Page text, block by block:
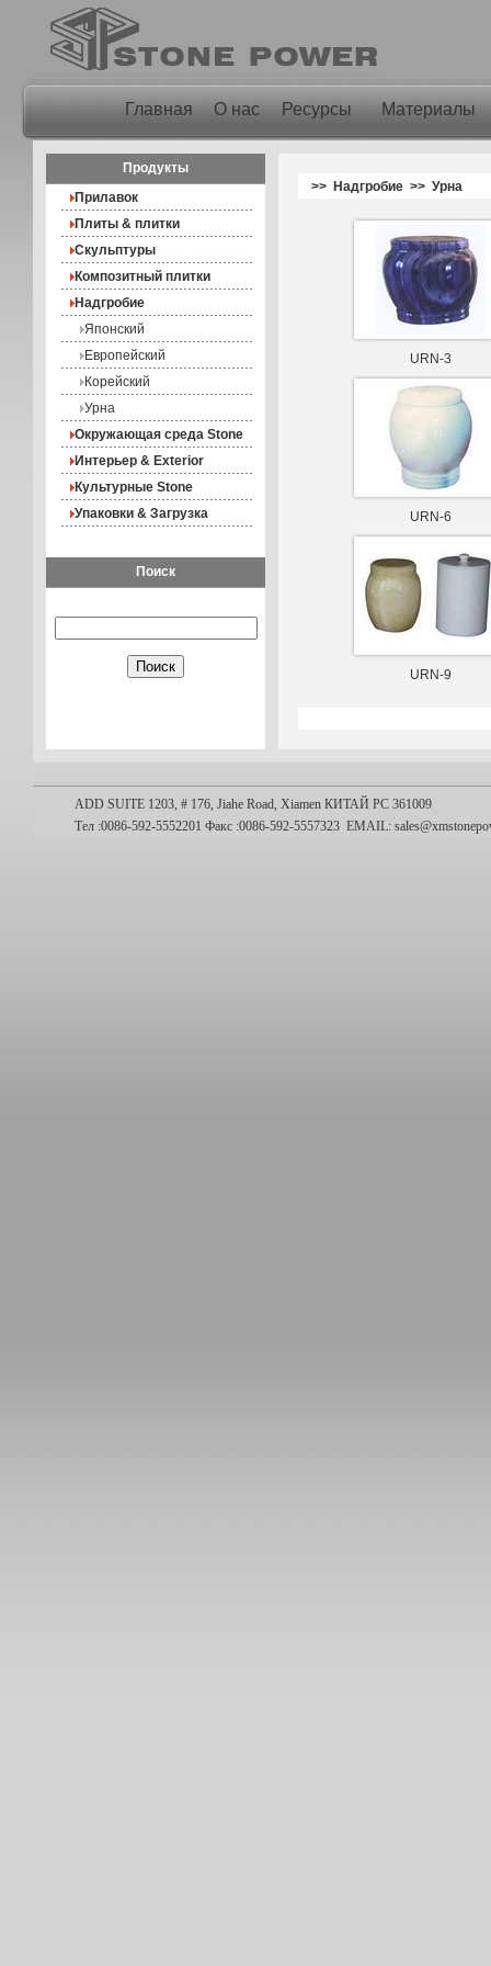
Главная О нас Ресурсы Материалы
Продукты
Прилавок
Плиты & плитки
Скульптуры
Композитный плитки
Надгробие
Японский
Европейский
Корейский
Урна
Окружающая среда Stone
Интерьер & Exterior
Культурные Stone
Упаковки & Загрузка
Поиск
>> Надгробие >> Урна
URN-3
URN-6
URN-9
ADD SUITE 1203, # 176, Jiahe Road, Xiamen КИТАЙ PC 361009
Тел :0086-592-5552201 Факс :0086-592-5557323 EMAIL: